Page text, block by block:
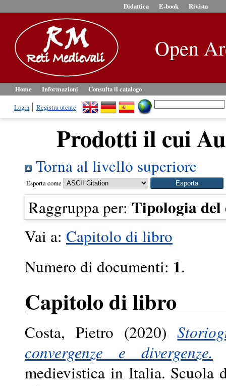
Didattica E-book Rivista
Open
Home Informazioni
Consulta il catalogo
Login
Registra utente
Prodotti il cui
Torna al livello superiore
Esporta come
Raggruppa per: Tipologia del
Vai a: Capitolo di libro
Numero di documenti: 1.
Capitolo di libro
Costa, Pietro (2020)
convergenze e divergenze.
medievistica in Italia. Scuola